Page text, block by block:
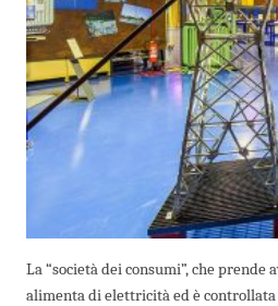
La “società dei consumi”, che prende
alimenta di elettricità ed è